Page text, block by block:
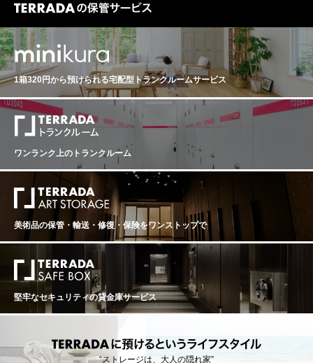
た。 ■テクニカル情報■ 栽培：実質ビオロジックの極めて
剤、防腐剤は一切使用しない 醸造：除梗100%。天然酵
母のみで発酵。赤は12～16ヶ月間、白は10～12ヶ月間樽
熟成。澱引きはビン詰め前に1回のみ。赤は清澄後、ノン
フィルターでビン詰め Hudelot Baillet Chambolle Musig
ny Vieilles Vignes ユドロ・バイエ シャンボール・ミュジ
ニー ヴィエーユ・ヴィーニュ 生産地：フランス ブルゴ
ーニュ コート・ド・ニュイ シャンボール・ミュジニー
原産地呼称：AOC. CHAMBOLLE MUSIGNY ぶどう品
種：ピノ・ノワール 100% 味わい：赤ワイン 辛口 ミディ
アムボディ vinous：(91-93) ポイント (91-93)pts Drinkin
g Window 2027 - 2048 From: Dance the Quickstep: Burg
undy 2020 (Dec 2021) The 2020 Chambolle-Musigny Vi
eilles Vignes, from 60 to 80-year old vines, has a powerf
ul bouquet with ebullient dark cherry, violet and cassis n
otes, a hint of melted chocolate in the background. The p
alate is well balanced, quite intense with sappy black ch
erry and boysenberry fruit vying for attention on the finis
h. You get the feeling this is holding something in reserv
e so give it 5-6 years in the cellar. - By Neal Martin on No
vember 2021
ー・ブルギニョン ルージュ」は、摘みたてのイチゴを頬
コトー・ブルギニョン（Coteaux Bourguignons）につい
て■ INAOが2011年11月24日に認定した新しい原産地呼
称。 生産地域はオーセロワからボジョレーまでのブルゴ
ーニュ全域で、地域内のブドウであれば複数品種のブレ
ンドが認められます。各造り手の自由なスタイルが認め
られるため、お値打ち価格で色んな味わいを楽しめる、
とても楽しみなアペラシオンです。 Maison Leroy Cotea
ux Bourguignons Rouge メゾン・ルロワ コトー・ブルギ
ニョン ルージュ 生産地：フランス ブルゴーニュ 原産地
呼称：AOC. COTEAUX BOURGUIGNONS ぶどう品種：
ガメイ、ピノ・ノワール 味わい：赤ワイン 辛口 ミディ
アムボディ
1箱320円から預けられる宅配型トランクルームサービス
ワンランク上のトランクルーム
美術品の保管・輸送・修復・保険をワンストップで
堅牢なセキュリティの貸金庫サービス
“ストレージは、大人の隠れ家”